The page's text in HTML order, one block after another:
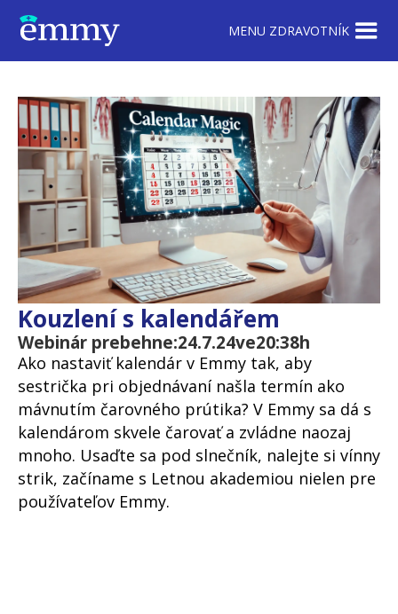
MENU ZDRAVOTNÍK
Kouzlení s kalendářem
Webinár prebehne:24.7.24ve20:38h
Ako nastaviť kalendár v Emmy tak, aby
sestrička pri objednávaní našla termín ako
mávnutím čarovného prútika? V Emmy sa dá s
kalendárom skvele čarovať a zvládne naozaj
mnoho. Usaďte sa pod slnečník, nalejte si vínny
strik, začíname s Letnou akademiou nielen pre
používateľov Emmy.